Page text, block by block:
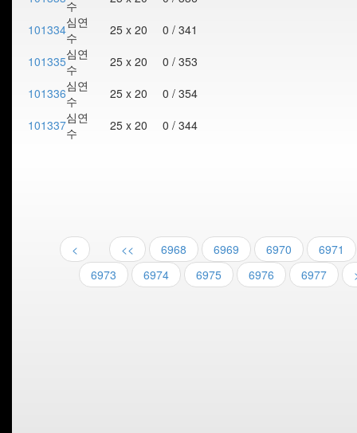
수
101334심연
수
25 x 20
0 / 341
101335심연
수
25 x 20
0 / 353
101336심연
수
25 x 20
0 / 354
101337심연
수
25 x 20 0 / 344
<<
< 6968 6969 6970
6971
6973
6974 6975 6976 6977